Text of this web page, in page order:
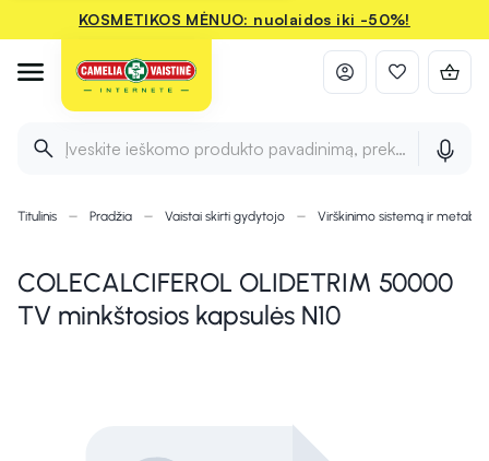
KOSMETIKOS MĖNUO: nuolaidos iki -50%!
Įveskite ieškomo produkto pavadinimą, prekės ženklą ir
Titulinis Pradžia Vaistai skirti gydytojo Virškinimo sistemą ir
COLECALCIFEROL OLIDETRIM 50000
TV minkštosios kapsulės N10